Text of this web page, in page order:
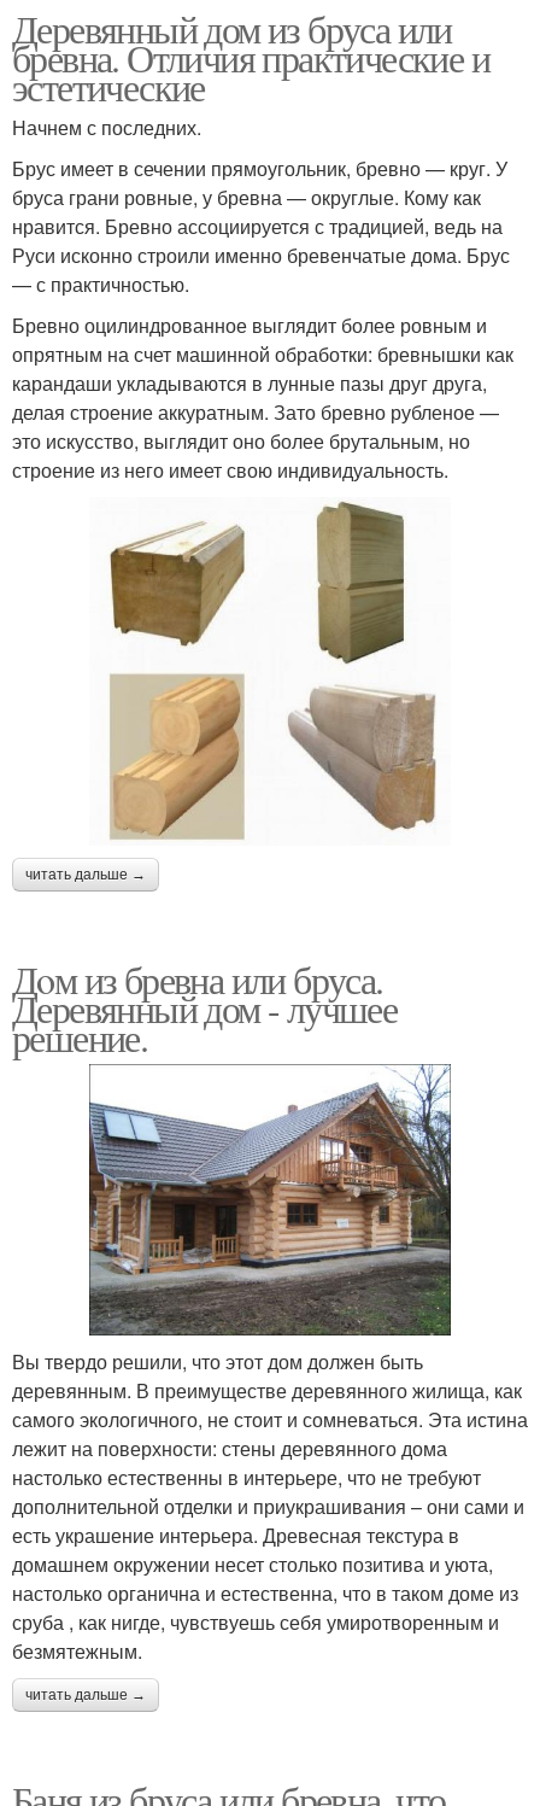
Деревянный дом из бруса или
бревна. Отличия практические и
эстетические
Начнем с последних.
Брус имеет в сечении прямоугольник, бревно — круг. У
бруса грани ровные, у бревна — округлые. Кому как
нравится. Бревно ассоциируется с традицией, ведь на
Руси исконно строили именно бревенчатые дома. Брус
— с практичностью.
Бревно оцилиндрованное выглядит более ровным и
опрятным на счет машинной обработки: бревнышки как
карандаши укладываются в лунные пазы друг друга,
делая строение аккуратным. Зато бревно рубленое —
это искусство, выглядит оно более брутальным, но
строение из него имеет свою индивидуальность.
читать дальше →
Дoм из бревна или бруса.
Деревянный дом - лучшее
решение.
Вы твердо решили, что этот дом должен быть
деревянным. В преимуществе деревянного жилища, как
самого экологичного, не стоит и сомневаться. Эта истина
лежит на поверхности: стены деревянного дома
настолько естественны в интерьере, что не требуют
дополнительной отделки и приукрашивания – они сами и
есть украшение интерьера. Древесная текстура в
домашнем окружении несет столько позитива и уюта,
настолько органична и естественна, что в таком доме из
сруба , как нигде, чувствуешь себя умиротворенным и
безмятежным.
читать дальше →